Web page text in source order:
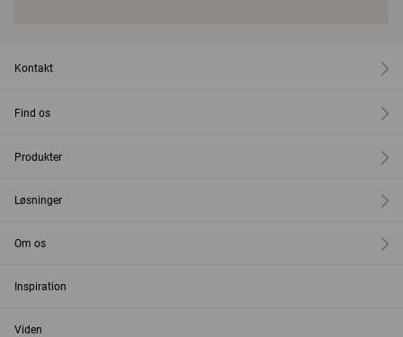
Kontakt
Find os
Produkter
Løsninger
Om os
Inspiration
Viden